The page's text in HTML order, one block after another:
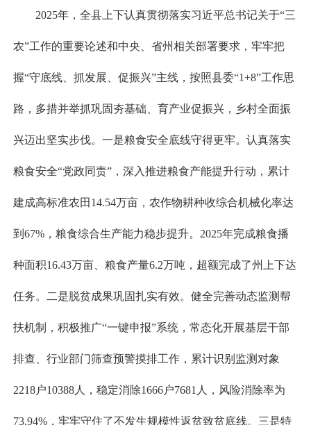
2025年，全县上下认真贯彻落实习近平总书记关于“三
农”工作的重要论述和中央、省州相关部署要求，牢牢把
握“守底线、抓发展、促振兴”主线，按照县委“1+8”工作思
路，多措并举抓巩固夯基础、育产业促振兴，乡村全面振
兴迈出坚实步伐。一是粮食安全底线守得更牢。认真落实
粮食安全“党政同责”，深入推进粮食产能提升行动，累计
建成高标准农田14.54万亩，农作物耕种收综合机械化率达
到67%，粮食综合生产能力稳步提升。2025年完成粮食播
种面积16.43万亩、粮食产量6.2万吨，超额完成了州上下达
任务。二是脱贫成果巩固扎实有效。健全完善动态监测帮
扶机制，积极推广“一键申报”系统，常态化开展基层干部
排查、行业部门筛查预警摸排工作，累计识别监测对象
2218户10388人，稳定消除1666户7681人，风险消除率为
73.94%，牢牢守住了不发生规模性返贫致贫底线。三是特